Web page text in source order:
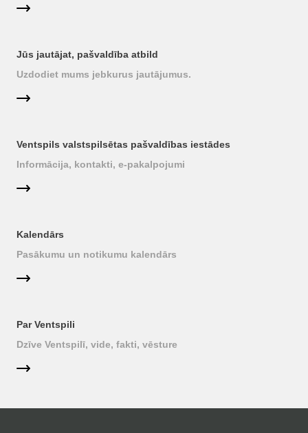
Jūs jautājat, pašvaldība atbild
Uzdodiet mums jebkurus jautājumus.
Ventspils valstspilsētas pašvaldības iestādes
Informācija, kontakti, e-pakalpojumi
Kalendārs
Pasākumu un notikumu kalendārs
Par Ventspili
Dzīve Ventspilī, vide, fakti, vēsture